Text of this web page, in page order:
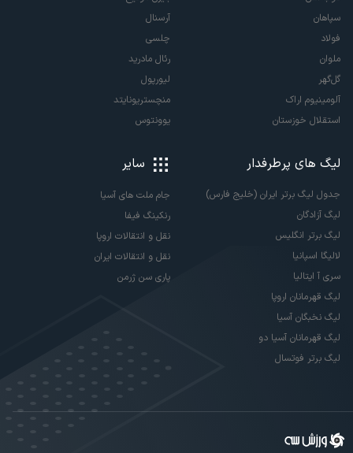
سپاهان
فولاد
ملوان
گل‌گهر
آلومینیوم اراک
استقلال خوزستان
آرسنال
چلسی
رئال مادرید
لیورپول
منچستریونایتد
یوونتوس
لیگ های پرطرفدار
جدول لیگ برتر ایران (خلیج فارس)
لیگ آزادگان
لیگ برتر انگلیس
لالیگا اسپانیا
سری آ ایتالیا
لیگ قهرمانان اروپا
لیگ نخبگان آسیا
لیگ قهرمانان آسیا دو
لیگ برتر فوتسال
سایر
جام ملت های آسیا
رنکینگ فیفا
نقل و انتقالات اروپا
نقل و انتقالات ایران
پاری سن ژرمن